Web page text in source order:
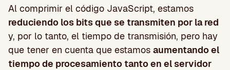
Al comprimir el código JavaScript, estamos
reduciendo los bits que se transmiten por la red
y, por lo tanto, el tiempo de transmisión, pero hay
que tener en cuenta que estamos aumentando el
tiempo de procesamiento tanto en el servidor